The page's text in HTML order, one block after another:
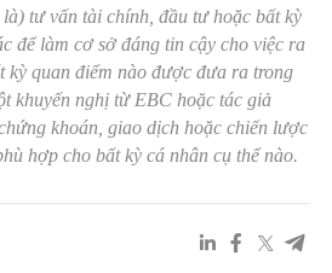
tư vấn tài chính, đầu tư hoặc bất kỳ
để làm cơ sở đáng tin cậy cho việc ra
kỳ quan điểm nào được đưa ra trong
khuyến nghị từ EBC hoặc tác giả
khoán, giao dịch hoặc chiến lược
hợp cho bất kỳ cá nhân cụ thể nào.